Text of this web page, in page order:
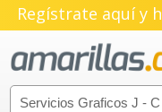
Regístrate aquí y